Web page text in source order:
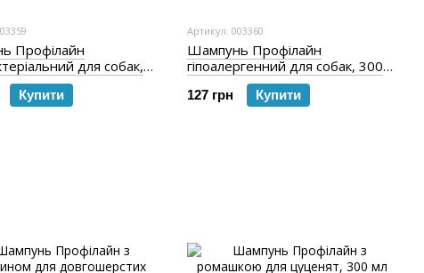
Профілайн
для собак,
Купити
Артикул: 003360
Шампунь Профілайн
гіпоалергенний для собак, 300
127 грн Купити